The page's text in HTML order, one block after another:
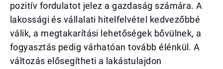
pozitív fordulatot jelez a gazdaság számára. A
lakossági és vállalati hitelfelvétel kedvezőbbé
válik, a megtakarítási lehetőségek bővülnek, a
fogyasztás pedig várhatóan tovább élénkül. A
változás elősegítheti a lakástulajdon